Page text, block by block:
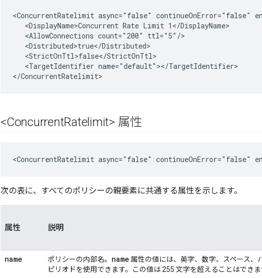
<ConcurrentRatelimit async="false" continueOnError="false"
   <DisplayName>Concurrent Rate Limit 1</DisplayName>
   <AllowConnections count="200" ttl="5"/>
   <Distributed>true</Distributed>
   <StrictOnTtl>false</StrictOnTtl>
   <TargetIdentifier name="default"></TargetIdentifier>
</ConcurrentRatelimit>
<ConcurrentRatelimit> 属性
<ConcurrentRatelimit async="false" continueOnError="false"
次の表に、すべてのポリシーの親要素に共通する属性を示します。
属性 説明
name ポリシーの内部名。 name 属性の値には、英字、数字、スペース、
ピリオドを使用できます。この値は 255 文字を超えることはできま